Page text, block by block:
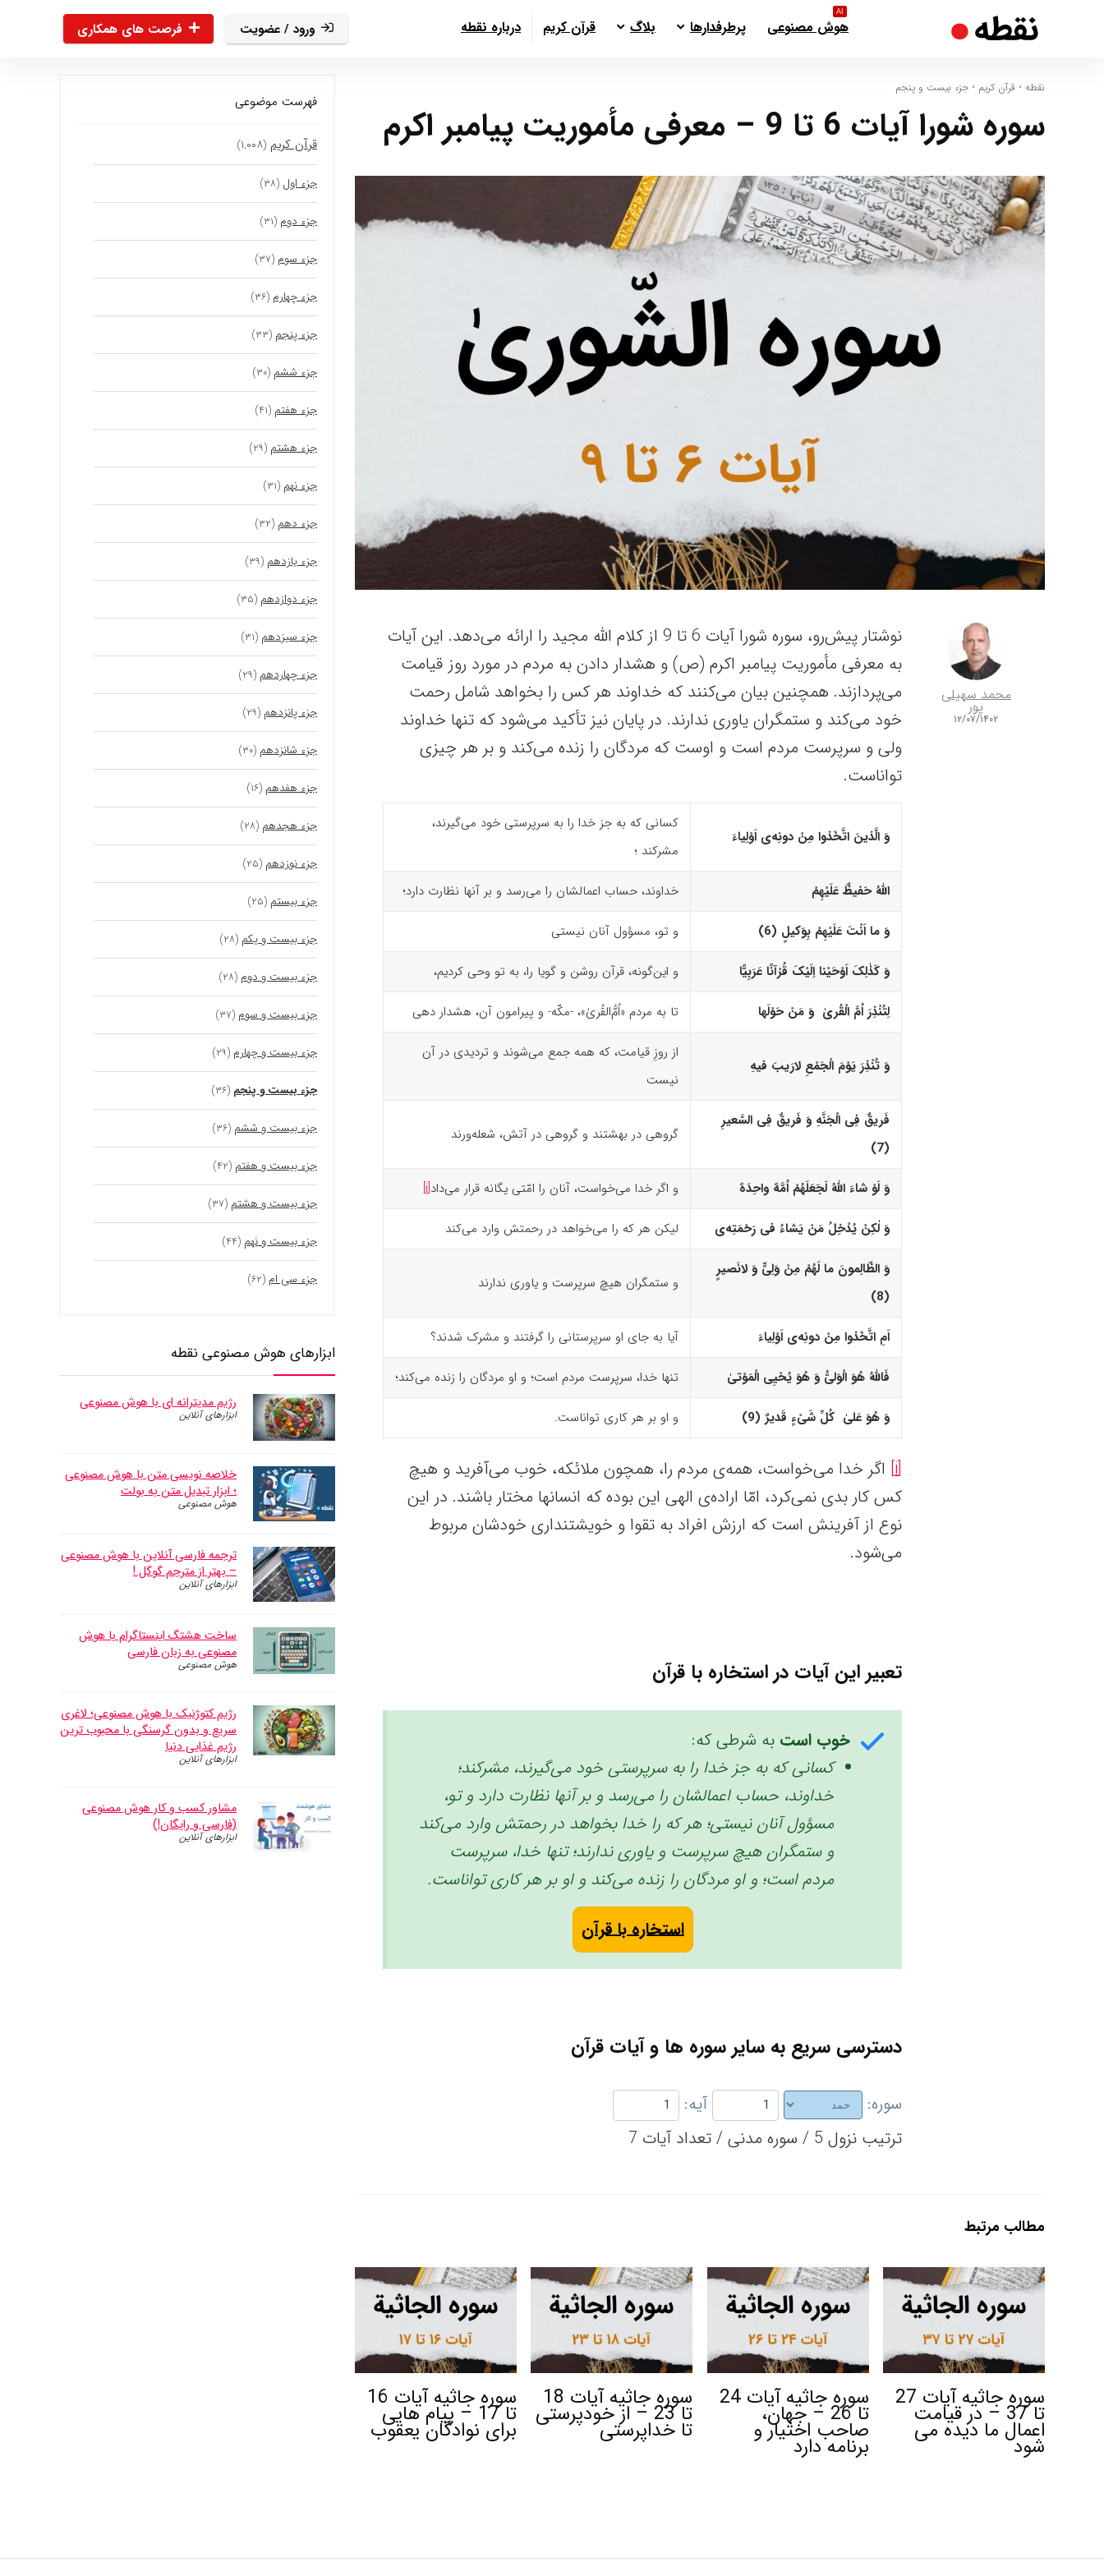
هوش مصنوعی
AI
پرطرفدارها بلاگ قرآن کریم درباره نقطه ورود / عضویت فرصت های همکاری
نقطه • قرآن کریم • جزء بیست و پنجم
سوره شورا آیات 6 تا 9 – معرفی مأموریت پیامبر اکرم
محمد سهیلی
پور
۱۲/۰۷/۱۴۰۲
نوشتار پیش‌رو، سوره شورا آیات 6 تا 9 از کلام الله مجید را ارائه می‌دهد. این آیات
به معرفی مأموریت پیامبر اکرم (ص) و هشدار دادن به مردم در مورد روز قیامت
می‌پردازند. همچنین بیان می‌کنند که خداوند هر کس را بخواهد شامل رحمت
خود می‌کند و ستمگران یاوری ندارند. در پایان نیز تأکید می‌شود که تنها خداوند
ولی و سرپرست مردم است و اوست که مردگان را زنده می‌کند و بر هر چیزی
تواناست.
وَ الَّذینَ اتَّخَذوا مِنْ دونِه‌ى اَوْلِیاءَ
کسانی که به جز خدا را به سرپرستی خود می‌گیرند،
مشرکند ؛
اللّهُ حَفیظٌ عَلَیْهِمْ خداوند، حساب اعمالشان را می‌رسد و بر آنها نظارت دارد؛
وَ ما اَنْتَ عَلَیْهِمْ بِوَکیلٍ (6)‏ و تو، مسؤول آنان نیستی
وَ کَذٰلِکَ اَوْحَیْنا اِلَیْکَ قُرْآنًا عَرَبِیًّا و این‌گونه، قرآن روشن و گویا را، به تو وحی کردیم،
لِتُنْذِرَ اُمَّ الْقُریٰ وَ مَنْ حَوْلَها تا به مردم «اُمُّ‌القُریٰ»، -مکّه- و پیرامون آن، هشدار دهی
وَ تُنْذِرَ یَوْمَ الْجَمْعِ لارَیبَ فیهِ
از روزِ قیامت، که همه جمع می‌شوند و تردیدی در آن
نیست
فَریقٌ فِى الْجَنَّهِ وَ فَریقٌ فِى السَّعیرِ
(7)‏
گروهی در بهشتند و گروهی در آتش، شعله‌ورند
وَ لَوْ شاءَ اللّهُ لَجَعَلَهُمْ اُمَّهً واحِدَهً و اگر خدا می‌خواست، آنان را امّتی یگانه قرار می‌داد[i]
وَ لٰکِنْ یُدْخِلُ مَنْ یَشاءُ فى رَحْمَتِه‌ى لیکن هر که را می‌خواهد در رحمتش وارد می‌کند
وَ الظّالِمونَ ما لَهُمْ مِنْ وَلِىٍّ وَ لانَصیرٍ
(8)‏
و ستمگران هیچ سرپرست و یاوری ندارند
اَمِ اتَّخَذوا مِنْ دونِه‌ى اَوْلِیاءَ آیا به جای او سرپرستانی را گرفتند و مشرک شدند؟
فَاللّهُ هُوَ الْوَلیُّ وَ هُوَ یُحْیِى الْمَوْتیٰ تنها خدا، سرپرست مردم است؛ و او مردگان را زنده می‌کند؛
وَ هُوَ عَلیٰ کُلِّ شَىْءٍ قَدیرٌ (9)‏ و او بر هر کاری تواناست.
[i] اگر خدا می‌خواست، همه‌ی مردم را، همچون ملائکه، خوب می‌آفرید و هیچ
کس کار بدی نمی‌کرد، امّا اراده‌ی الهی این بوده که انسانها مختار باشند. در این
نوع از آفرینش است که ارزش افراد به تقوا و خویشتنداری خودشان مربوط
می‌شود.
تعبیر این آیات در استخاره با قرآن
خوب است به شرطی که:
کسانی که به جز خدا را به سرپرستی خود می‌گیرند، مشرکند؛
خداوند، حساب اعمالشان را می‌رسد و بر آنها نظارت دارد و تو،
مسؤول آنان نیستی؛ هر که را خدا بخواهد در رحمتش وارد می‌کند
و ستمگران هیچ سرپرست و یاوری ندارند؛ تنها خدا، سرپرست
مردم است؛ و او مردگان را زنده می‌کند و او بر هر کاری تواناست. ‏
استخاره با قرآن
دسترسی سریع به سایر سوره ها و آیات قرآن
سوره:
آیه:
ترتیب نزول 5 / سوره مدنی / تعداد آیات 7
مطالب مرتبط
سوره جاثیه آیات 27
تا 37 – در قیامت
اعمال ما دیده می
شود
سوره جاثیه آیات 24
تا 26 – جهان،
صاحب اختیار و
برنامه دارد
سوره جاثیه آیات 18
تا 23 – از خودپرستی
تا خداپرستی
سوره جاثیه آیات 16
تا 17 – پیام هایی
برای نوادگان یعقوب
فهرست موضوعی
قرآن کریم (۱,۰۰۸)
جزء اول (۳۸)
جزء دوم (۳۱)
جزء سوم (۳۷)
جزء چهارم (۳۶)
جزء پنجم (۳۳)
جزء ششم (۳۰)
جزء هفتم (۴۱)
جزء هشتم (۲۹)
جزء نهم (۳۱)
جزء دهم (۳۲)
جزء یازدهم (۳۹)
جزء دوازدهم (۳۵)
جزء سیزدهم (۳۱)
جزء چهاردهم (۲۹)
جزء پانزدهم (۲۹)
جزء شانزدهم (۳۰)
جزء هفدهم (۱۶)
جزء هجدهم (۲۸)
جزء نوزدهم (۲۵)
جزء بیستم (۲۵)
جزء بیست و یکم (۲۸)
جزء بیست و دوم (۲۸)
جزء بیست و سوم (۳۷)
جزء بیست و چهارم (۲۹)
جزء بیست و پنجم (۳۶)
جزء بیست و ششم (۳۶)
جزء بیست و هفتم (۴۲)
جزء بیست و هشتم (۳۷)
جزء بیست و نهم (۴۴)
جزء سی ام (۶۲)
ابزارهای هوش مصنوعی نقطه
رژیم مدیترانه ای با هوش مصنوعی
ابزارهای آنلاین
خلاصه نویسی متن با هوش مصنوعی
؛ ابزار تبدیل متن به بولت
هوش مصنوعی
ترجمه فارسی آنلاین با هوش مصنوعی
– بهتر از مترجم گوگل !
ابزارهای آنلاین
ساخت هشتگ اینستاگرام با هوش
مصنوعی به زبان فارسی
هوش مصنوعی
رژیم کتوژنیک با هوش مصنوعی؛ لاغری
سریع و بدون گرسنگی با محبوب ترین
رژیم غذایی دنیا
ابزارهای آنلاین
مشاور کسب و کار‌ هوش مصنوعی
(فارسی و رایگان!)
ابزارهای آنلاین